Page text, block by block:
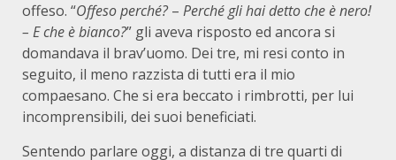
offeso. “Offeso perché?– Perché gli hai detto che è nero!
– E che è bianco?” gli aveva risposto ed ancora si
domandava il brav’uomo. Dei tre, mi resi conto in
seguito, il meno razzista di tutti era il mio
compaesano. Che si era beccato i rimbrotti, per lui
incomprensibili, dei suoi beneficiati.
Sentendo parlare oggi, a distanza di tre quarti di